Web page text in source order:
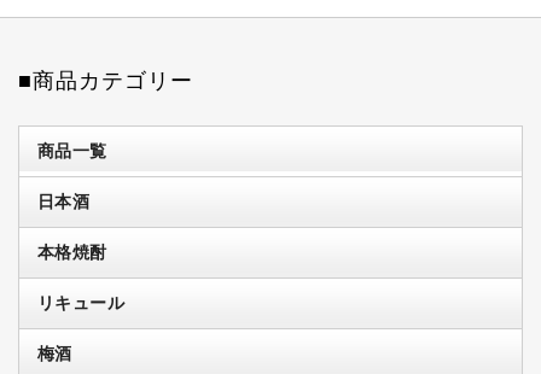
■商品カテゴリー
商品一覧
日本酒
本格焼酎
リキュール
梅酒